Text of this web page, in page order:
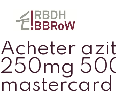
Acheter
250mg
mastercard